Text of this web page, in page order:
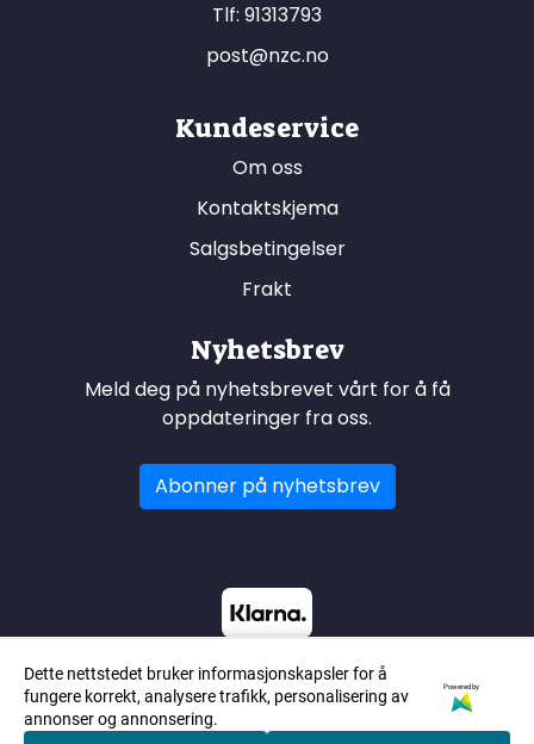
Tlf: 91313793
post@nzc.no
Kundeservice
Om oss
Kontaktskjema
Salgsbetingelser
Frakt
Nyhetsbrev
Meld deg på nyhetsbrevet vårt for å få
oppdateringer fra oss.
Abonner på nyhetsbrev
Dette nettstedet bruker informasjonskapsler for å
fungere korrekt, analysere trafikk, personalisering av
annonser og annonsering.
Powered by